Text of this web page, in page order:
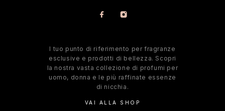
l tuo punto di riferimento per fragranze
esclusive e prodotti di bellezza. Scopri
la nostra vasta collezione di profumi per
uomo, donna e le più raffinate essenze
di nicchia.
VAI ALLA SHOP